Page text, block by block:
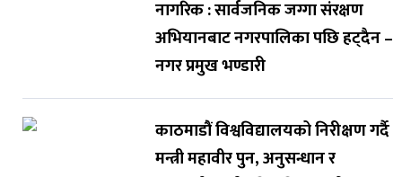
नागरिक : सार्वजनिक जग्गा संरक्षण
अभियानबाट नगरपालिका पछि हट्दैन –
नगर प्रमुख भण्डारी
काठमाडौं विश्वविद्यालयको निरीक्षण गर्दै
मन्त्री महावीर पुन, अनुसन्धान र